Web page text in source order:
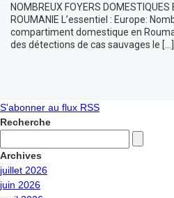
NOMBREUX FOYERS DOMESTIQUES
ROUMANIE L’essentiel : Europe:
compartiment domestique en
des détections de cas sauvages le […]
S'abonner au flux RSS
Recherche
Archives
juillet 2026
juin 2026